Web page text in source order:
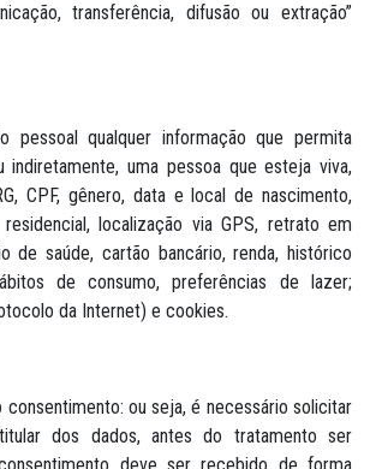
transferência, difusão ou extração”
pessoal qualquer informação que permita
indiretamente, uma pessoa que esteja viva,
CPF, gênero, data e local de nascimento,
localização via GPS, retrato em
de saúde, cartão bancário, renda, histórico
de consumo, preferências de lazer;
da Internet) e cookies.
consentimento: ou seja, é necessário solicitar
dos dados, antes do tratamento ser